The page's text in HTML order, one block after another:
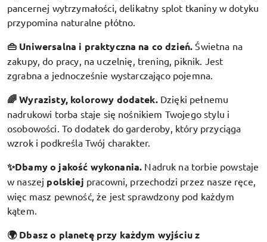
pancernej wytrzymałości, delikatny splot tkaniny w dotyku
przypomina naturalne płótno.
👜 Uniwersalna i praktyczna na co dzień. Świetna na
zakupy, do pracy, na uczelnię, trening, piknik. Jest
zgrabna a jednocześnie wystarczająco pojemna.
🌈 Wyrazisty, kolorowy dodatek. Dzięki pełnemu
nadrukowi torba staje się nośnikiem Twojego stylu i
osobowości. To dodatek do garderoby, który przyciąga
wzrok i podkreśla Twój charakter.
✨Dbamy o jakość wykonania. Nadruk na torbie powstaje
w naszej polskiej pracowni, przechodzi przez nasze ręce,
więc masz pewność, że jest sprawdzony pod każdym
kątem.
🌍 Dbasz o planetę przy każdym wyjściu z